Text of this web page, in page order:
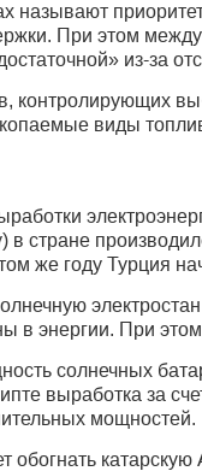
называют
При этом
из-за
контролирующих
виды
в стране
же году Турция
в энергии. При
солнечных
выработка за
мощностей.